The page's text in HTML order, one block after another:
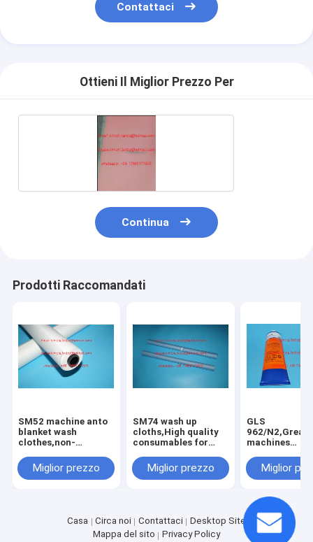
Contattaci
Ottieni Il Miglior Prezzo Per
Continua
Prodotti Raccomandati
SM52 machine anto
blanket wash
clothes,non-
replacement parts
offset printing
Miglior prezzo
SM74 wash up
cloths,High quality
consumables for
machines,Width765mm,8m/roll
offset printing
Miglior prezzo
GLS
962/
machines
Miglior
Casa Circa noi Contattaci
Desktop Site
Mappa del sito
Privacy Policy